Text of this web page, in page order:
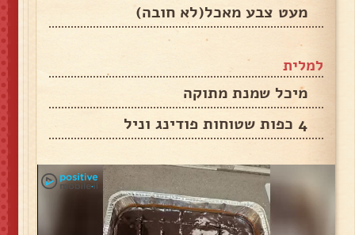
מעט צבע מאכל(לא חובה)
למלית
מיכל שמנת מתוקה
4 כפות שטוחות פודינג וניל